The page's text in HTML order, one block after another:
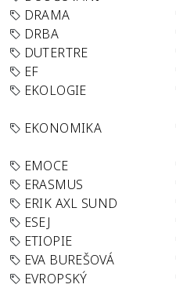
DRAMA
DRBA
DUTERTRE
EF
EKOLOGIE
EKONOMIKA
EMOCE
ERASMUS
ERIK AXL SUND
ESEJ
ETIOPIE
EVA BUREŠOVÁ
EVROPSKÝ